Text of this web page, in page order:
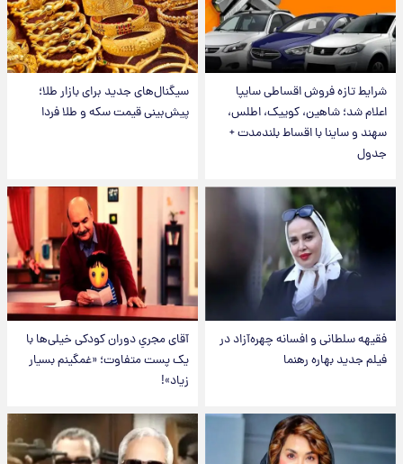
شرایط تازه فروش اقساطی سایپا
اعلام شد؛ شاهین، کوییک، اطلس،
سهند و ساینا با اقساط بلندمدت +
جدول
سیگنال‌های جدید برای بازار طلا؛
پیش‌بینی قیمت سکه و طلا فردا
فقیهه سلطانی و افسانه چهره‌آزاد در
فیلم جدید بهاره رهنما
آقای مجریِ دوران کودکی خیلی‌ها با
یک پست متفاوت؛ «غمگینم بسیار
زیاد»!